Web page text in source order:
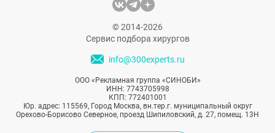
© 2014-2026
Сервис подбора хирургов
info@300experts.ru
ООО «Рекламная группа «СИНОБИ»
ИНН: 7743705998
КПП: 772401001
Юр. адрес: 115569, Город Москва, вн.тер.г. муниципальный округ
Орехово-Борисово Северное, проезд Шипиловский, д. 27, помещ. 13Н